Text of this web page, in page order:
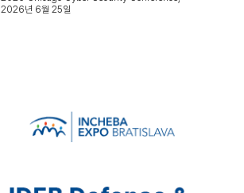
2026년 6월 25일